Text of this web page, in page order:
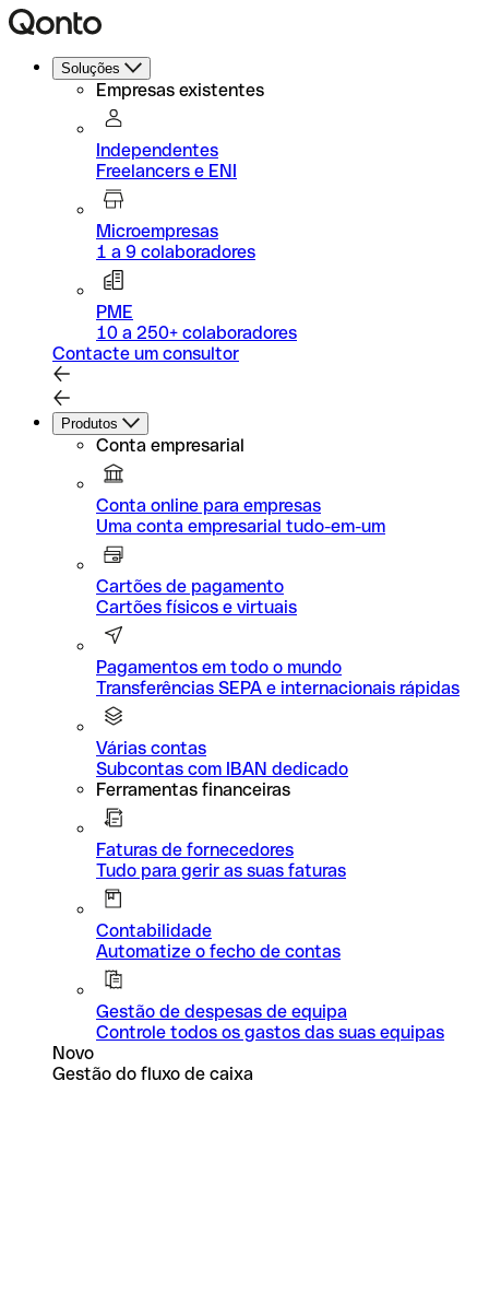
Soluções
Empresas existentes
Independentes
Freelancers e ENI
Microempresas
1 a 9 colaboradores
PME
10 a 250+ colaboradores
Contacte um consultor
Produtos
Conta empresarial
Conta online para empresas
Uma conta empresarial tudo-em-um
Cartões de pagamento
Cartões físicos e virtuais
Pagamentos em todo o mundo
Transferências SEPA e internacionais rápidas
Várias contas
Subcontas com IBAN dedicado
Ferramentas financeiras
Faturas de fornecedores
Tudo para gerir as suas faturas
Contabilidade
Automatize o fecho de contas
Gestão de despesas de equipa
Controle todos os gastos das suas equipas
Novo
Gestão do fluxo de caixa